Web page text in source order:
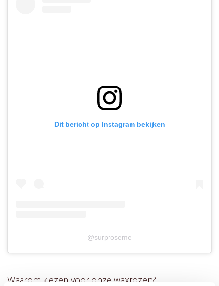
Dit bericht op Instagram bekijken
@surproseme
Waarom kiezen voor onze waxrozen?